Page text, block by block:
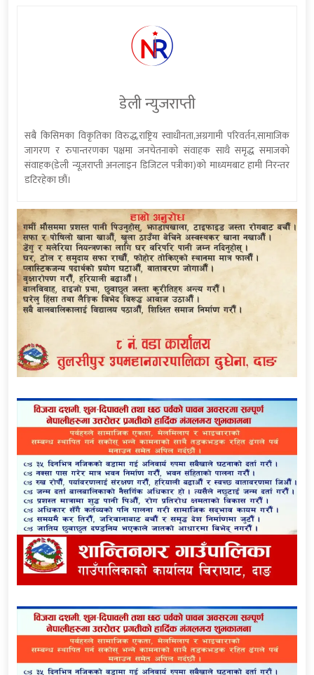
डेली न्युजराप्ती
सबै किसिमका विकृतिका विरुद्ध,राष्ट्रिय स्वाधीनता,अग्रगामी परिवर्तन,सामाजिक
जागरण र रुपान्तरणका पक्षमा जनचेतनाको संवाहक साथै समृद्ध समाजको
संवाहक(डेली न्यूजराप्ती अनलाइन डिजिटल पत्रीका)को माध्यमबाट हामी निरन्तर
डटिरहेका छौं।